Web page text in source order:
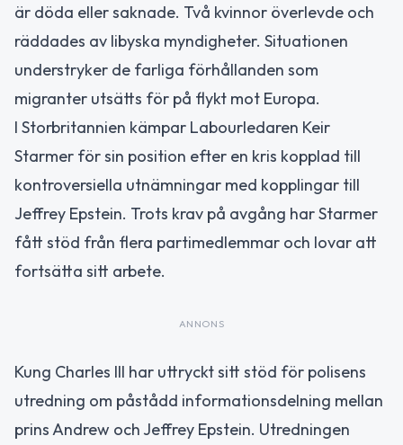
är döda eller saknade. Två kvinnor överlevde och
räddades av libyska myndigheter. Situationen
understryker de farliga förhållanden som
migranter utsätts för på flykt mot Europa.
I Storbritannien kämpar Labourledaren Keir
Starmer för sin position efter en kris kopplad till
kontroversiella utnämningar med kopplingar till
Jeffrey Epstein. Trots krav på avgång har Starmer
fått stöd från flera partimedlemmar och lovar att
fortsätta sitt arbete.
ANNONS
Kung Charles III har uttryckt sitt stöd för polisens
utredning om påstådd informationsdelning mellan
prins Andrew och Jeffrey Epstein. Utredningen